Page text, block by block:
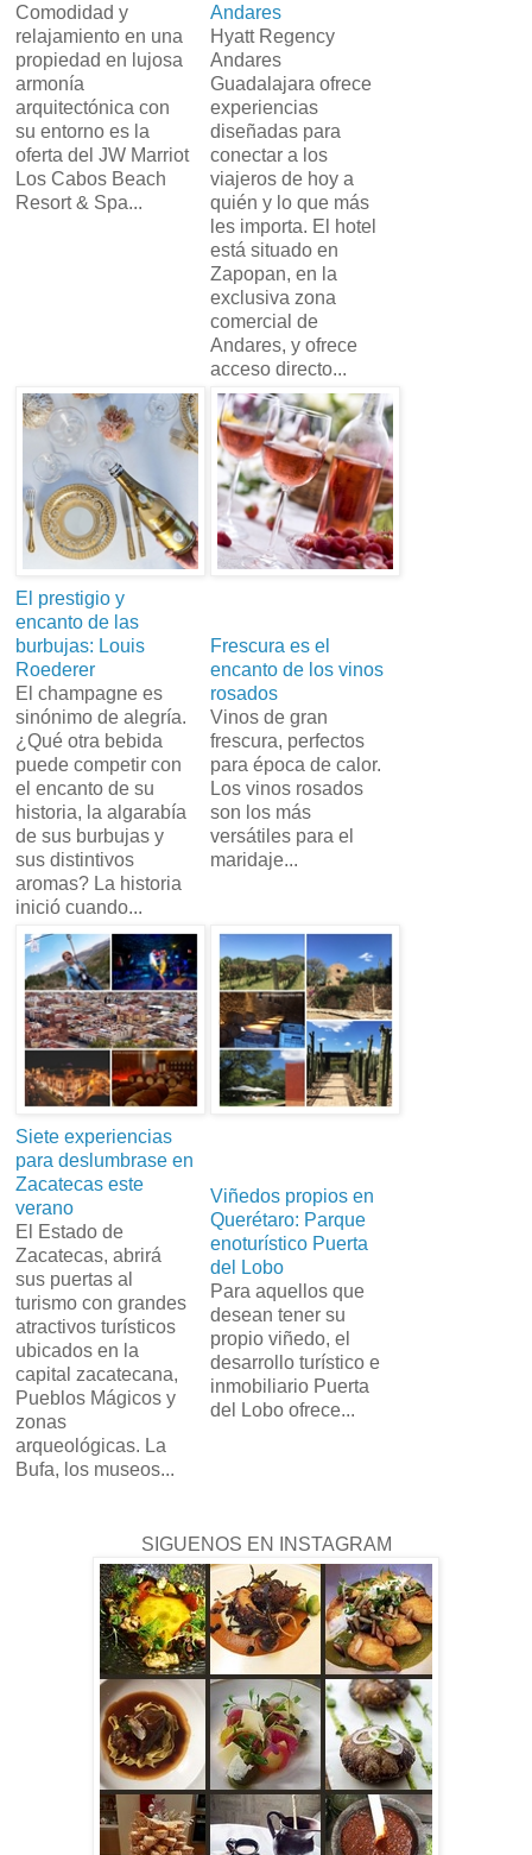
Comodidad y
relajamiento en una
propiedad en lujosa
armonía
arquitectónica con
su entorno es la
oferta del JW Marriot
Los Cabos Beach
Resort & Spa...
Andares
Hyatt Regency
Andares
Guadalajara ofrece
experiencias
diseñadas para
conectar a los
viajeros de hoy a
quién y lo que más
les importa. El hotel
está situado en
Zapopan, en la
exclusiva zona
comercial de
Andares, y ofrece
acceso directo...
El prestigio y
encanto de las
burbujas: Louis
Roederer
El champagne es
sinónimo de alegría.
¿Qué otra bebida
puede competir con
el encanto de su
historia, la algarabía
de sus burbujas y
sus distintivos
aromas? La historia
inició cuando...
Frescura es el
encanto de los vinos
rosados
Vinos de gran
frescura, perfectos
para época de calor.
Los vinos rosados
son los más
versátiles para el
maridaje...
Siete experiencias
para deslumbrase en
Zacatecas este
verano
El Estado de
Zacatecas, abrirá
sus puertas al
turismo con grandes
atractivos turísticos
ubicados en la
capital zacatecana,
Pueblos Mágicos y
zonas
arqueológicas. La
Bufa, los museos...
Viñedos propios en
Querétaro: Parque
enoturístico Puerta
del Lobo
Para aquellos que
desean tener su
propio viñedo, el
desarrollo turístico e
inmobiliario Puerta
del Lobo ofrece...
SIGUENOS EN INSTAGRAM